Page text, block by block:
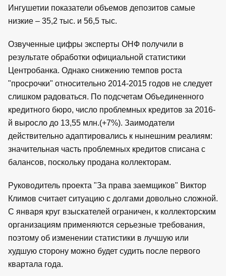
Ингушетии показатели объемов депозитов самые
низкие – 35,2 тыс. и 56,5 тыс.
Озвученные цифры эксперты ОНФ получили в
результате обработки официальной статистики
Центробанка. Однако снижению темпов роста
"просрочки" относительно 2014-2015 годов не следует
слишком радоваться. По подсчетам Объединенного
кредитного бюро, число проблемных кредитов за 2016-
й выросло до 13,55 млн.(+7%). Заимодатели
действительно адаптировались к нынешним реалиям:
значительная часть проблемных кредитов списана с
балансов, поскольку продана коллекторам.
Руководитель проекта "За права заемщиков" Виктор
Климов считает ситуацию с долгами довольно сложной.
С января круг взыскателей ограничен, к коллекторским
организациям применяются серьезные требования,
поэтому об изменении статистики в лучшую или
худшую сторону можно будет судить после первого
квартала года.